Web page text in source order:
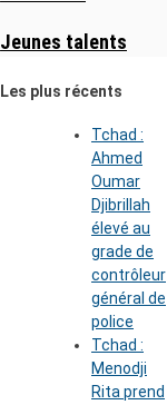
Jeunes talents
Les plus récents
Tchad :
Ahmed
Oumar
Djibrillah
élevé au
grade de
contrôleur
général de
police
Tchad :
Menodji
Rita prend